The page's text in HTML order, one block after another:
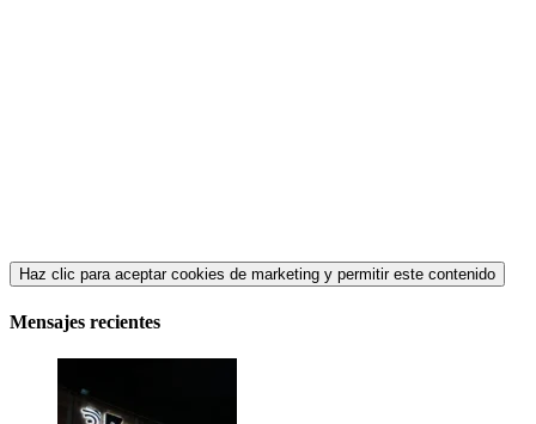
Haz clic para aceptar cookies de marketing y permitir este contenido
Mensajes recientes